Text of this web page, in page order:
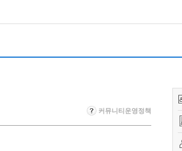
커뮤니티운영정책